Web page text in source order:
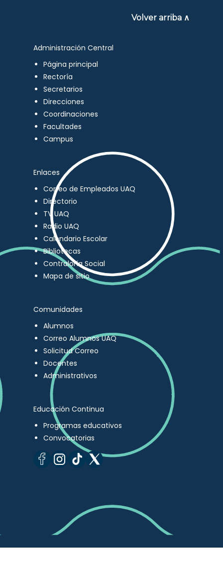
Volver arriba ∧
Administración Central
Página principal
Rectoría
Secretarios
Direcciones
Coordinaciones
Facultades
Campus
Enlaces
Correo de Empleados UAQ
Directorio
TV UAQ
Radio UAQ
Calendario Escolar
Bibliotecas
Contraloría Social
Mapa de sitio
Comunidades
Alumnos
Correo Alumnos UAQ
Solicitud Correo
Docentes
Administrativos
Educación Continua
Programas educativos
Convocatorias